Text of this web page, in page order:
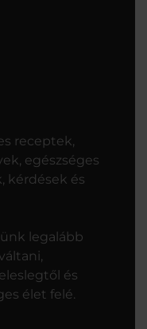
receptek,
egészséges
kérdések és
legalább
és
élet felé.